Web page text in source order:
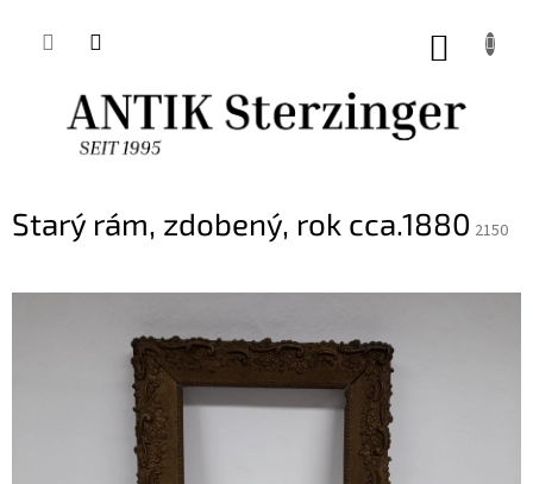
Starý rám, zdobený, rok cca.1880 2150